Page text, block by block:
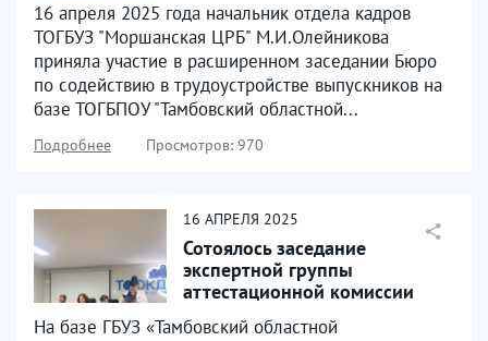
16 апреля 2025 года начальник отдела кадров
ТОГБУЗ "Моршанская ЦРБ" М.И.Олейникова
приняла участие в расширенном заседании Бюро
по содействию в трудоустройстве выпускников на
базе ТОГБПОУ "Тамбовский областной...
Подробнее Просмотров: 970
16 АПРЕЛЯ 2025
Сотоялось заседание
экспертной группы
аттестационной комиссии
На базе ГБУЗ «Тамбовский областной